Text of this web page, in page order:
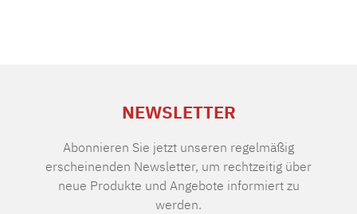
NEWSLETTER
Abonnieren Sie jetzt unseren regelmäßig
erscheinenden Newsletter, um rechtzeitig über
neue Produkte und Angebote informiert zu
werden.